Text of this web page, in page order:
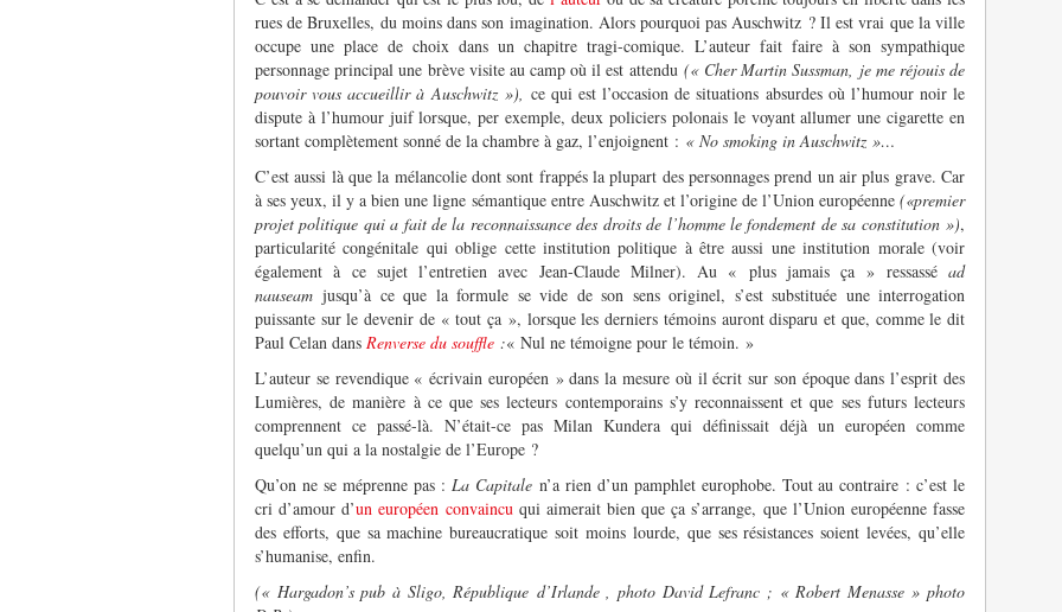
rues de Bruxelles, du moins dans son imagination. Alors pourquoi pas Auschwitz ? Il est vrai que la ville
occupe une place de choix dans un chapitre tragi-comique. L’auteur fait faire à son sympathique
personnage principal une brève visite au camp où il est attendu (« Cher Martin Sussman, je me réjouis de
pouvoir vous accueillir à Auschwitz »), ce qui est l’occasion de situations absurdes où l’humour noir le
dispute à l’humour juif lorsque, per exemple, deux policiers polonais le voyant allumer une cigarette en
sortant complètement sonné de la chambre à gaz, l’enjoignent : « No smoking in Auschwitz »…
C’est aussi là que la mélancolie dont sont frappés la plupart des personnages prend un air plus grave. Car
à ses yeux, il y a bien une ligne sémantique entre Auschwitz et l’origine de l’Union européenne («premier
projet politique qui a fait de la reconnaissance des droits de l’homme le fondement de sa constitution »),
particularité congénitale qui oblige cette institution politique à être aussi une institution morale (voir
également à ce sujet l’entretien avec Jean-Claude Milner). Au « plus jamais ça » ressassé ad
nauseamjusqu’à ce que la formule se vide de son sens originel, s’est substituée une interrogation
puissante sur le devenir de « tout ça », lorsque les derniers témoins auront disparu et que, comme le dit
Paul Celan dans Renverse du souffle :« Nul ne témoigne pour le témoin. »
L’auteur se revendique « écrivain européen » dans la mesure où il écrit sur son époque dans l’esprit des
Lumières, de manière à ce que ses lecteurs contemporains s’y reconnaissent et que ses futurs lecteurs
comprennent ce passé-là. N’était-ce pas Milan Kundera qui définissait déjà un européen comme
quelqu’un qui a la nostalgie de l’Europe ?
Qu’on ne se méprenne pas :La Capitalen’a rien d’un pamphlet europhobe. Tout au contraire : c’est le
cri d’amour d’un européen convaincuqui aimerait bien que ça s’arrange, que l’Union européenne fasse
des efforts, que sa machine bureaucratique soit moins lourde, que ses résistances soient levées, qu’elle
s’humanise, enfin.
(« Hargadon’s pub à Sligo, République d’Irlande , photo David Lefranc ; « Robert Menasse » photo